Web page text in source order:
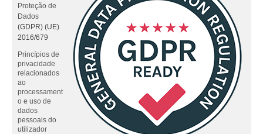
Proteção de
Dados
(GDPR) (UE)
2016/679
Princípios de
privacidade
relacionados
ao
processament
o e uso de
dados
pessoais do
utilizador